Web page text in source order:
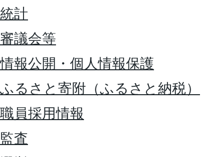
統計
審議会等
情報公開・個人情報保護
ふるさと寄附（ふるさと納税）
職員採用情報
監査